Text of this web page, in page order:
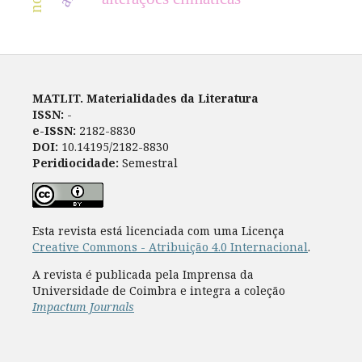
MATLIT. Materialidades da Literatura
ISSN: -
e-ISSN: 2182-8830
DOI: 10.14195/2182-8830
Peridiocidade: Semestral
Esta revista está licenciada com uma Licença
Creative Commons - Atribuição 4.0 Internacional.
A revista é publicada pela Imprensa da
Universidade de Coimbra e integra a coleção
Impactum Journals